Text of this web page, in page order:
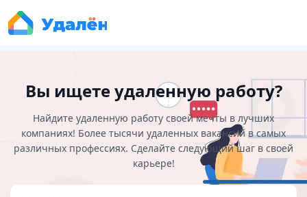
Вы ищете удаленную работу?
Найдите удаленную работу своей мечты в лучших
компаниях! Более тысячи удаленных вакансий в самых
различных профессиях. Сделайте следующий шаг в своей
карьере!